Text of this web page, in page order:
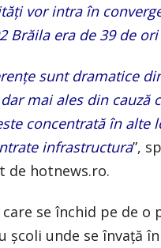
vor intra în
Brăila era de 39 de
sunt dramatice
mai ales din cauză
concentrată în alte
infrastructura”,
de hotnews.ro.
care se închid pe de o
școli unde se învață